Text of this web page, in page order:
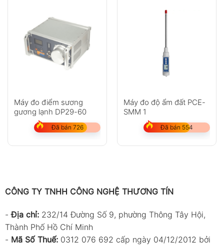
Máy đo điểm sương
gương lạnh DP29-60
Đã bán 726
Máy đo độ ẩm đất PCE-
SMM 1
Đã bán 554
CÔNG TY TNHH CÔNG NGHỆ THƯƠNG TÍN
-Địa chỉ: 232/14 Đường Số 9, phường Thông Tây Hội,
Thành Phố Hồ Chí Minh
- Mã Số Thuế: 0312 076 692 cấp ngày 04/12/2012 bởi